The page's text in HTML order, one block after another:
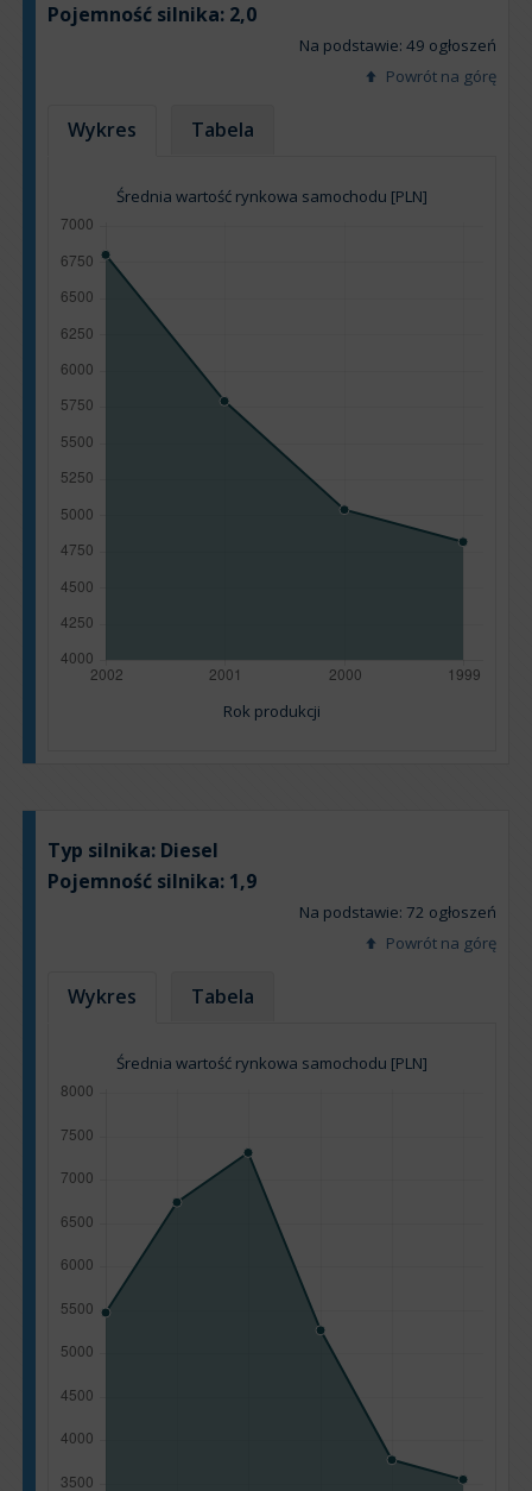
Pojemność silnika: 2,0
Na podstawie: 49 ogłoszeń
Powrót na górę
Wykres Tabela
Średnia wartość rynkowa samochodu [PLN]
Rok produkcji
Typ silnika: Diesel
Pojemność silnika: 1,9
Na podstawie: 72 ogłoszeń
Powrót na górę
Wykres Tabela
Średnia wartość rynkowa samochodu [PLN]